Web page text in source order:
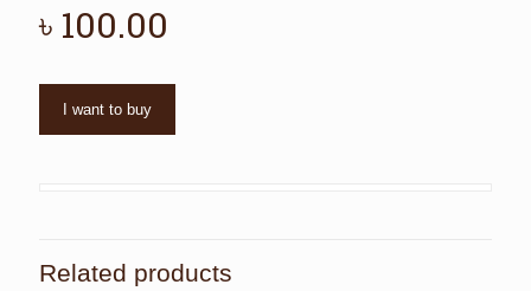
৳ 100.00
I want to buy
Related products